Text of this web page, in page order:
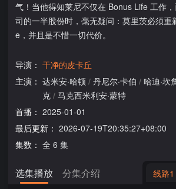
气！当他得知莱尼不仅在 Bonus Life 工作
司的一半股份时，毫无疑问：莫里茨必须重
e，并且是不惜一切代价。
导演： 干净的皮卡丘
主演： 达米安·哈顿 / 丹尼尔·卡伯 / 哈迪·坎
克 / 马克西米利安·蒙特
首播： 2025-01-01
最后更新： 2026-07-19T20:35:27+08:00
集数： 全 6 集
选集播放 分集介绍 线路1